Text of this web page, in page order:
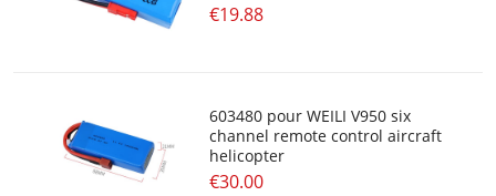
€19.88
603480 pour WEILI V950 six
channel remote control aircraft
helicopter
€30.00